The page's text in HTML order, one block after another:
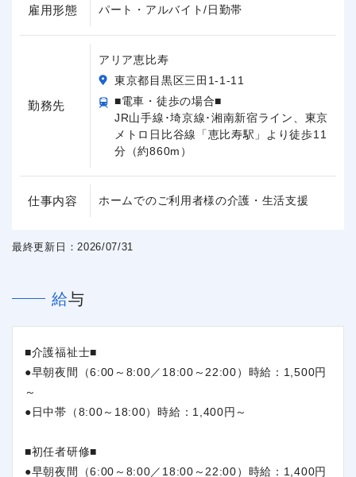
雇用形態
パート・アルバイト/日勤帯
勤務先
アリア恵比寿
東京都目黒区三田1-1-11
■電車・徒歩の場合■
JR山手線･埼京線･湘南新宿ライン、東京
メトロ日比谷線「恵比寿駅」より徒歩11
分（約860m）
仕事内容 ホームでのご利用者様の介護・生活支援
最終更新日：2026/07/31
給与
■介護福祉士■
●早朝夜間（6:00～8:00／18:00～22:00）時給：1,500円
～
●日中帯（8:00～18:00）時給：1,400円～
■初任者研修■
●早朝夜間（6:00～8:00／18:00～22:00）時給：1,400円